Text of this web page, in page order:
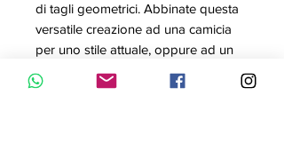
di tagli geometrici. Abbinate questa
versatile creazione ad una camicia
per uno stile attuale, oppure ad un
abito elegante per una serata in
città.┬áLa catena misura 40 cm.